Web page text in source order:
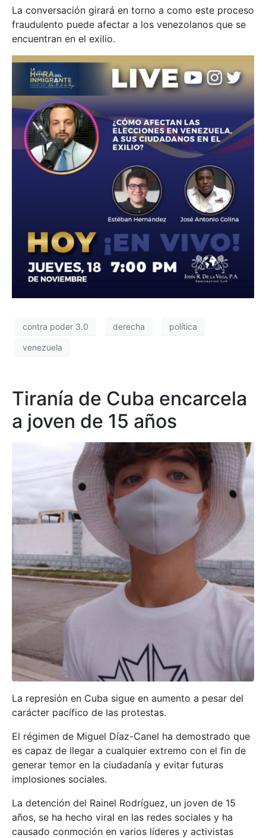
La conversación girará en torno a como este proceso
fraudulento puede afectar a los venezolanos que se
encuentran en el exilio.
contra poder 3.0 derecha política
venezuela
Tiranía de Cuba encarcela
a joven de 15 años
La represión en Cuba sigue en aumento a pesar del
carácter pacífico de las protestas.
El régimen de Miguel Díaz-Canel ha demostrado que
es capaz de llegar a cualquier extremo con el fin de
generar temor en la ciudadanía y evitar futuras
implosiones sociales.
La detención del Rainel Rodríguez, un joven de 15
años, se ha hecho viral en las redes sociales y ha
causado conmoción en varios líderes y activistas